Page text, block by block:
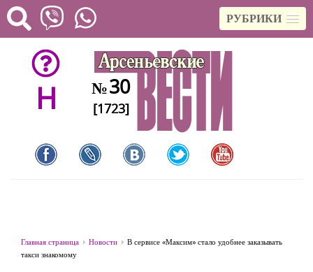
РУБРИКИ
H №30
[1723]
Главная страница Новости
В сервисе «Максим» стало удобнее заказывать
такси знакомому